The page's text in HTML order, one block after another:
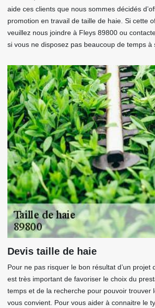
aide ces clients que nous sommes décidés
promotion en travail de taille de haie. Si cette
veuillez nous joindre à Fleys 89800 ou
si vous ne disposez pas beaucoup de temps à
Devis taille de haie
Pour ne pas risquer le bon résultat d’un projet
est très important de favoriser le choix du
temps et de la recherche pour pouvoir trouver
vous convient. Pour vous aider à connaitre le